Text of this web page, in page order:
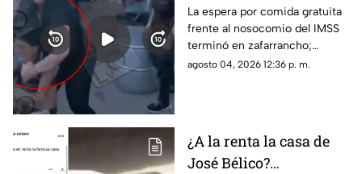
protagonizan peculiar
riña con jalones de
cabello en fila de
burritos y desatan
La espera por comida gratuita
frente al nosocomio del IMSS
terminó en zafarrancho;
testigos tuvieron que
agosto 04, 2026 12:36 p. m.
¿A la renta la casa de
José Bélico?